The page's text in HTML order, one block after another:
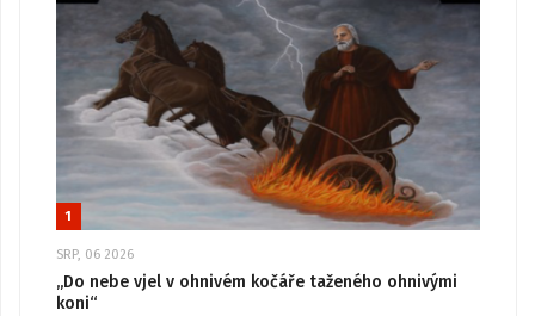
1
SRP, 06 2026
„Do nebe vjel v ohnivém kočáře taženého ohnivými
koni“